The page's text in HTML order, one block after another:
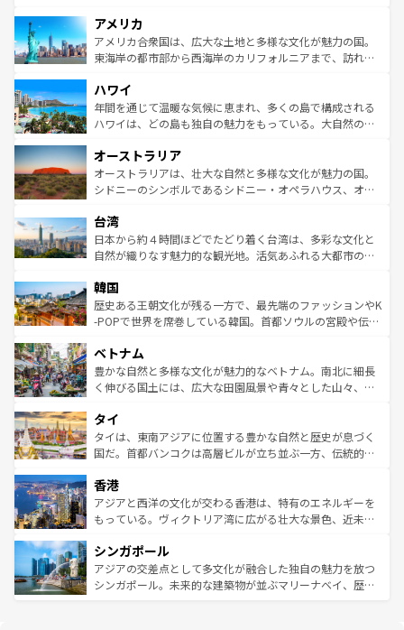
ンツ一覧を参照してほしい。
の建物がそのまま残る町や、スイスならではのユニークな
博物館もあり、アルプス観光だけでなく町歩きも満喫する
ことができる。国民の所得が高いため物価も高いが、旅行
ば市内交通費無料で観光を楽しむこともできる。 なお、新
着のスイス情報はコンテンツ一覧 を参照してほしい。
アメリカ
アメリカ合衆国は、広大な土地と多様な文化が魅力の国。
東海岸の都市部から西海岸のカリフォルニアまで、訪れる
のような巨大都市は、観光、ショッピング、エンターテイ
ンメントが詰まった刺激的なスポットだ。一方、アメリカ
西部には大自然が広がり、グランドキャニオンやイエロー
部のニューオーリンズでは、音楽と美食が融合した独特の
文化が魅力。旅行者はアメリカの各地域で異なる魅力を楽
しみながら、その多様性と豊かな歴史を感じることができ
ならではの贅沢な旅のスタイルだ。 なお、新着のアメリカ
情報はコンテンツ一覧を参照してほしい。
ハワイ
年間を通じて温暖な気候に恵まれ、多くの島で構成される
ハワイは、どの島も独自の魅力をもっている。大自然の神
ワイ島は見逃せない。また、定番の観光地といえばオアフ
島だが、静かな自然を求めるならマウイ島やカウアイ島が
おすすめ。エメラルドグリーンに輝く海をはじめ、豊かな
れるおもてなしの心で訪れる人々を迎えてくれるハワイの
人々、おいしいローカルフードやハワイアンミュージッ
ク、伝統的なフラダンスなど、すべてがハワイの魅力を彩
ワイを、存分に味わってほしい。 なお、新着のハワイ情報
はコンテンツ一覧を参照してほしい。
オーストラリア
オーストラリアは、壮大な自然と多様な文化が魅力の国。
シドニーのシンボルであるシドニー・オペラハウス、オー
リアリーフや大陸中央部にそびえるウルル（エアーズロッ
ク）、タスマニアの美しい原生林やケアンズの熱帯雨林な
ど、見どころがたくさん。また、カフェやワイン、オージ
いる。アクティビティも充実しており、サーフィンやダイ
ビング、ハイキングなど、アウトドア好きにはたまらな
い。オーストラリアの多彩な魅力を存分に味わいつくそ
参照してほしい。
台湾
日本から約４時間ほどでたどり着く台湾は、多彩な文化と
自然が織りなす魅力的な観光地。活気あふれる大都市の台
ン）、静ひつな山岳地帯である台湾東部など、都市の喧騒
と山間の静けさが共存しており、訪れる人に新しい発見と
驚きをもたらしてくれる。また、奥深い台湾の食文化も魅
容にもいいと評判のスイーツなど、バラエティ豊かな料理
が味わえる。 なお、新着の台湾情報は コンテンツ一覧を参
照してほしい。
韓国
歴史ある王朝文化が残る一方で、最先端のファッションやK
-POPで世界を席巻している韓国。首都ソウルの宮殿や伝統
き、地方に足を延ばせば四季折々の自然美を楽しむことが
できる。そして、キムチや焼肉、絶品のストリートフード
まで、さまざまな韓国料理が待っている。夜には、韓国な
リティに包まれながら、韓国の多彩な魅力を心ゆくまで味
わってみてほしい。 なお、新着の韓国情報はコンテンツ一
覧を参照してほしい。
ベトナム
豊かな自然と多様な文化が魅力的なベトナム。南北に細長
く伸びる国土には、広大な田園風景や青々とした山々、世
急速な発展と共に伝統が息づく。ハノイの古い町並みやホ
ーチミン市のフランス統治時代の建物も、独特の雰囲気を
醸し出している。また、バラエティの豊かさとおいしさで
とつ。フォーやバインミー、ベトナムコーヒーなどは、ぜ
ひ現地で味わいたい。どの地域を訪れてもあたたかい人々
が旅行者を迎えてくれるので、きっと忘れられない旅にな
参照してほしい。
タイ
タイは、東南アジアに位置する豊かな自然と歴史が息づく
国だ。首都バンコクは高層ビルが立ち並ぶ一方、伝統的な
の活気が交差している。北部ではチェンマイなどの山岳地
帯で自然と触れ合い、南部ではプーケットやクラビの美し
いビーチでリゾート気分を楽しむことができる。タイ料理
激する。気候は一年中温暖で、どの季節にも異なる楽しみ
が待っている。親しみやすいタイの人々、仏教を中心とし
た文化、そして多様な観光資源が、訪れる旅人を魅了し続
香港
アジアと西洋の文化が交わる香港は、特有のエネルギーを
もっている。ヴィクトリア湾に広がる壮大な景色、近未来
み、どこを訪れても感動するはず。観光スポットが密集し
ており、効率よく見どころを回れるのも魅力。息をのむよ
うな絶景から文化的な体験まで、香港を存分に楽しみ尽く
シンガポール
アジアの交差点として多文化が融合した独自の魅力を放つ
シンガポール。未来的な建築物が並ぶマリーナベイ、歴史